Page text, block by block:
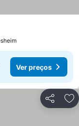
Ver preços
Partilhar